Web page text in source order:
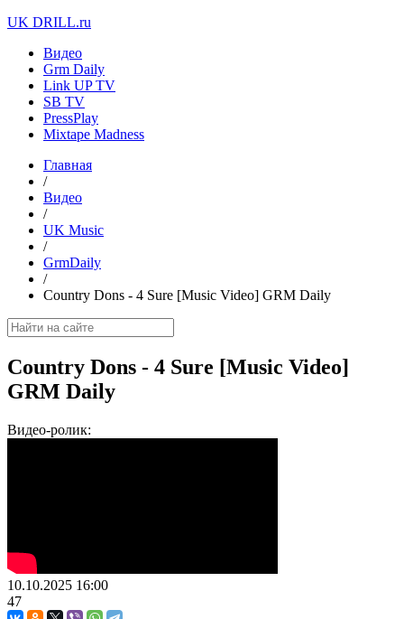
UK DRILL.ru
Видео
Grm Daily
Link UP TV
SB TV
PressPlay
Mixtape Madness
Главная
/
Видео
/
UK Music
/
GrmDaily
/
Country Dons - 4 Sure [Music Video] GRM Daily
Country Dons - 4 Sure [Music Video]
GRM Daily
Видео-ролик:
10.10.2025 16:00
47